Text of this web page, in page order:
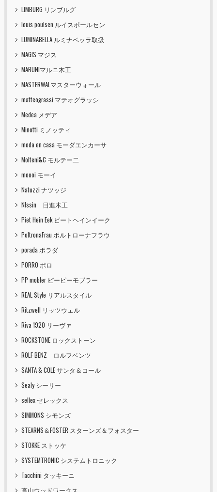
LIMBURG リンブルグ
louis poulsen ルイスポールセン
LUMINABELLA ルミナベッラ取扱
MAGIS マジス
MARUNIマルニ木工
MASTERWALマスターウォール
matteograssi マテオグラッシ
Medea メデア
Minotti ミノッティ
moda en casa モーダエンカーサ
Molteni&C モルテー二
moooi モーイ
Natuzzi ナツッジ
NIssin 日進木工
Piet Hein Eek ピートヘインイーク
PoltronaFrau ポルトローナフラウ
porada ポラダ
PORRO ポロ
PP mobler ピーピーモブラー
REAL Style リアルスタイル
Ritzwell リッツウェル
Riva 1920 リーヴァ
ROCKSTONE ロックストーン
ROLF BENZ ロルフベンツ
SANTA & COLE サンタ＆コール
Sealy シーリー
sellex セレックス
SIMMONS シモンズ
STEARNS＆FOSTER スターンズ＆フォスター
STOKKE ストッケ
SYSTEMTRONIC システムトロニック
Tacchini タッキーニ
高山ウッドワークス